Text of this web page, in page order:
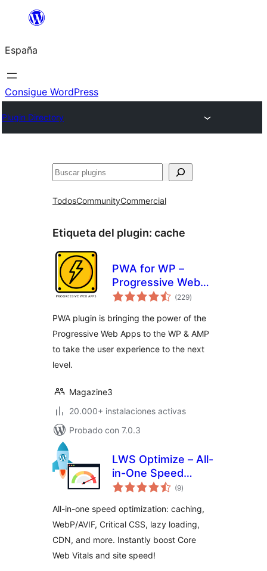
Saltar
contenido
España
Consigue WordPress
Plugin Directory
Buscar
TodosCommunityCommercial
Etiqueta del plugin: cache
PWA for WP –
Progressive Web
Apps Made Simple
(229valoraciones
en
)
PWA plugin is bringing the power of the
Progressive Web Apps to the WP & AMP
to take the user experience to the next
level.
Magazine3
20.000+ instalaciones activas
Probado con 7.0.3
LWS Optimize – All-
in-One Speed
Booster & Cache
(9valoraciones
en
)
All-in-one speed optimization: caching,
WebP/AVIF, Critical CSS, lazy loading,
CDN, and more. Instantly boost Core
Web Vitals and site speed!